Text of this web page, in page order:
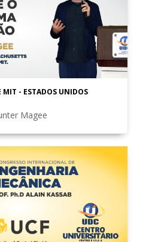
MIT - ESTADOS UNIDOS
Magee